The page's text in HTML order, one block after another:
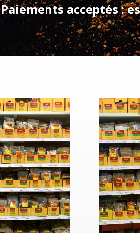
Paiements acceptés :